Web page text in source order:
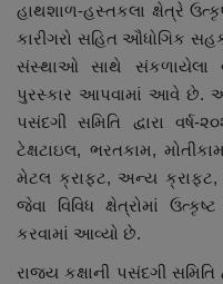
ગુનાખોરી
બોલિવૂડ
સ્વાસ્થ્ય
હાથશાળ-હસ્તકલા ક્ષેત્રે
કારીગરો સહિત ઔધોગિક
સંસ્થાઓ સાથે સંકળાયેલા
પુરસ્કાર આપવામાં આવે છે. આ
પસંદગી સમિતિ દ્વારા
ટેક્ષટાઇલ, ભરતકામ,
મેટલ ક્રાફ્ટ, અન્ય ક્રાફ્ટ,
જેવા વિવિધ ક્ષેત્રોમાં
કરવામાં આવ્યો છે.
રાજ્ય કક્ષાની પસંદગી સમિતિ